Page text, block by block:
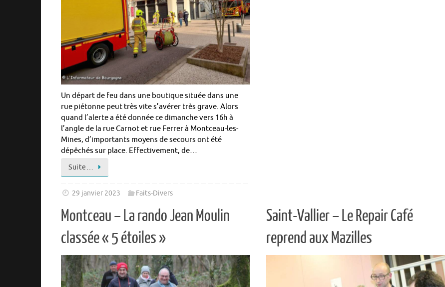
Un départ de feu dans une boutique située dans une
rue piétonne peut très vite s’avérer très grave. Alors
quand l’alerte a été donnée ce dimanche vers 16h à
l’angle de la rue Carnot et rue Ferrer à Montceau-les-
Mines, d’importants moyens de secours ont été
dépêchés sur place. Effectivement, de…
Suite…
29 janvier 2023 Faits-Divers
Montceau – La rando Jean Moulin
classée « 5 étoiles »
Saint-Vallier – Le Repair Café
reprend aux Mazilles